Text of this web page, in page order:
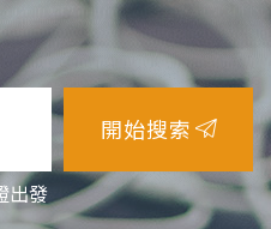
出發
開始搜索